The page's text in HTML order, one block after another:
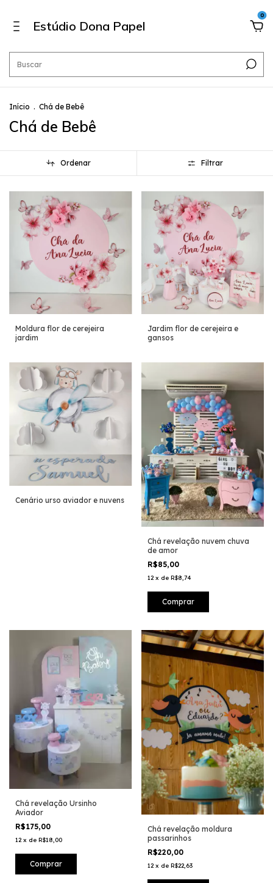
Estúdio Dona Papel
0
Início . Chá de Bebê
Chá de Bebê
Ordenar Filtrar
Moldura flor de cerejeira
jardim
Jardim flor de cerejeira e
gansos
Cenário urso aviador e nuvens
Chá revelação nuvem chuva
de amor
R$85,00
12 x de R$8,74
Chá revelação Ursinho
Aviador
R$175,00
12 x de R$18,00
Chá revelação moldura
passarinhos
R$220,00
12 x de R$22,63